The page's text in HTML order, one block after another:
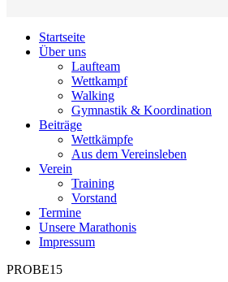
Startseite
Über uns
Laufteam
Wettkampf
Walking
Gymnastik & Koordination
Beiträge
Wettkämpfe
Aus dem Vereinsleben
Verein
Training
Vorstand
Termine
Unsere Marathonis
Impressum